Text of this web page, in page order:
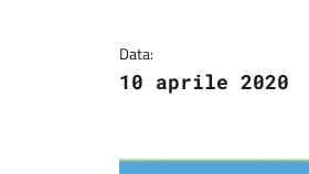
Data:
10 aprile 2020